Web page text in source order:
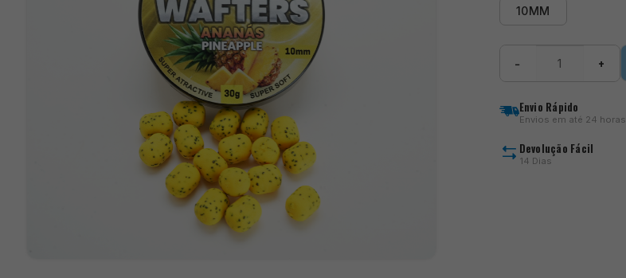
10MM
Wafters
Corper
-
Ananás
− +
Envio Rápido
Envios em até 24 horas
Devolução Fácil
14 Dias